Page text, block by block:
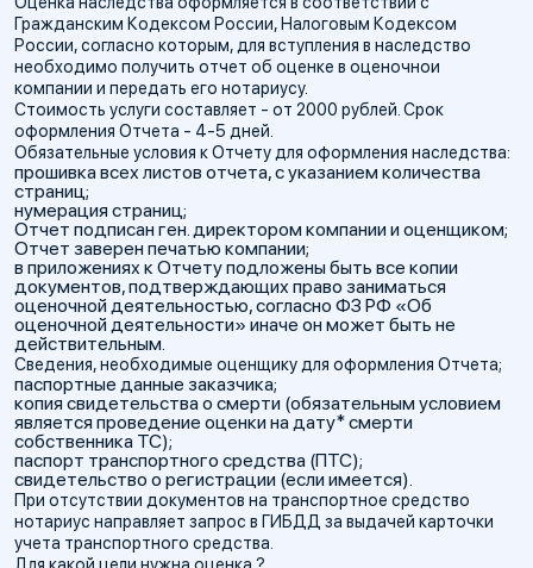
Гражданским Кодексом России, Налоговым Кодексом
России, согласно которым, для вступления в наследство
необходимо получить отчет об оценке в оценочнои
компании и передать его нотариусу.
Стоимость услуги составляет - от 2000 рублей. Срок
оформления Отчета - 4-5 дней.
Обязательные условия к Отчету для оформления наследства:
прошивка всех листов отчета, с указанием количества
страниц;
нумерация страниц;
Отчет подписан ген. директором компании и оценщиком;
Отчет заверен печатью компании;
в приложениях к Отчету подложены быть все копии
документов, подтверждающих право заниматься
оценочной деятельностью, согласно ФЗ РФ «Об
оценочной деятельности» иначе он может быть не
действительным.
Сведения, необходимые оценщику для оформления Отчета;
паспортные данные заказчика;
копия свидетельства о смерти (обязательным условием
является проведение оценки на дату* смерти
собственника ТС);
паспорт транспортного средства (ПТС);
свидетельство о регистрации (если имеется).
При отсутствии документов на транспортное средство
нотариус направляет запрос в ГИБДД за выдачей карточки
учета транспортного средства.
Для какой цели нужна оценка ?